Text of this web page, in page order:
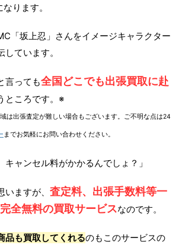
ります。
「坂上忍」さんをイメージキャラクター
ています。
言っても全国どこでも出張買取に赴
ところです。※
は出張査定が難しい場合もございます。ご不明な点は24
までお気軽にお問い合わせください。
キャンセル料がかかるんでしょ？」
ますが、 査定料、出張手数料等一
全無料の買取サービスなのです。
品も買取してくれるのもこのサービスの